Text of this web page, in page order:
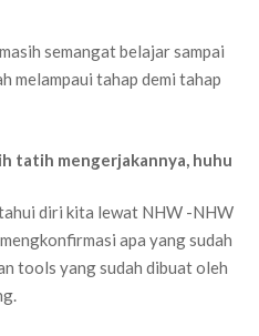
semangat belajar sampai
melampaui tahap demi tahap
tatih mengerjakannya, huhu
diri kita lewat NHW -NHW
apa yang sudah
tools yang sudah dibuat oleh